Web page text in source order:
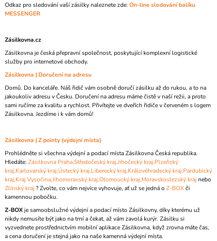
Odkaz pro sledování vaší zásilky naleznete zde: On-line sledování balíku
MESSENGER
Zásilkovna.cz
Zásilkovna je česká přepravní společnost, poskytující komplexní logistické
služby pro internetové obchody.
Zásilkovna | Doručení na adresu
Domů. Do kanceláře. Náš řidič vám osobně doručí zásilku až do rukou, a to na
jakoukoliv adresu v Česku. Doručení na adresu máme čistě v naší režii, a proto
sami ručíme za kvalitu a rychlost. Přivítejte ve dveřích řidiče v červeném s logem
Zásilkovna. Jezdíme i k vám domů!
Zásilkovna | Z pointy (výdejní místa)
Prohlédněte si všechna výdejní a podací místa Zásilkovna Česká republika.
Hledáte: Zásilkovna Praha,Středočeský kraj,Jihočeský kraj,Plzeňský
kraj,Karlovarský kraj,Ústecký kraj,Liberecký kraj,Královéhradecký kraj,Pardubický
kraj,Kraj Vysočina,Jihomoravský kraj,Olomoucký kraj,Moravskoslezský kraj nebo
Zlínský kraj ? Zvolte, co vám nejvíce vyhovuje, ať už se jedná o Z-BOXči
kamennou pobočku.
Z-BOX je samoobslužné výdejní a podací místo Zásilkovny, díky kterému už
nikdy nemusíte být jako na trní a čekat, až vám zavolá kurýr. Zásilku si
vyzvednete prostřednictvím mobilní aplikace Zásilkovna, když zrovna máte čas,
a cena doručení je stejná jako na naše kamenná výdejní místa.